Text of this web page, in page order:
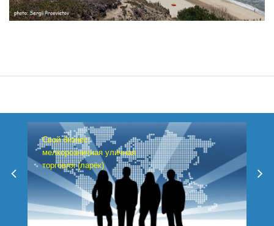
Свой бизнес:
мелкорозничная уличная
торговля (ларёк)